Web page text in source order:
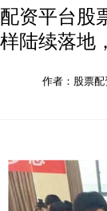
配资平台股
样陆续落地
作者：股票